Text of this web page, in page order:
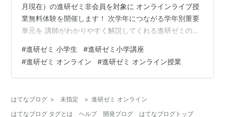
月現在）の進研ゼミ非会員を対象に オンラインライブ授
業無料体験を開催します！ 次学年につながる学年別重要
単元を 講師がわかりやすく解説してくれる進研ゼミのオ
イブ授業を年末に体験しましたが、 子供の心をガッチリ
つかむ楽しくてわかりやすい解説と 都度チャットで答え
る双方向の参加型ライブ授業のため、 最後まで楽しく集
業」は進研ゼミの得意とするところですね^^ 授業後は、
東大クイズ王の伊…
#進研ゼミ 小学生 #進研ゼミ小学講座
#進研ゼミ オンライン #進研ゼミ オンライン授業
はてなブログ > 未指定 > 進研ゼミ オンライン
はてなブログ タグとは
ヘルプ 開発ブログ はてなブログトップ